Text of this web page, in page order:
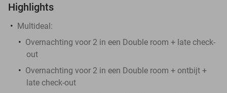
Highlights
Multideal:
Overnachting voor 2 in een Double room + late check-
out
Overnachting voor 2 in een Double room + ontbijt +
late check-out